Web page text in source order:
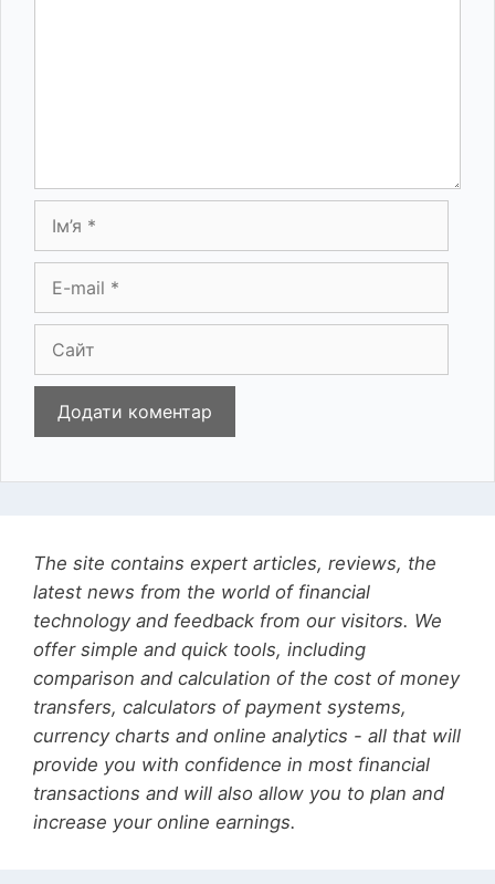
Ім’я
E-
mail
Сайт
The site contains expert articles, reviews, the
latest news from the world of financial
technology and feedback from our visitors. We
offer simple and quick tools, including
comparison and calculation of the cost of money
transfers, calculators of payment systems,
currency charts and online analytics - all that will
provide you with confidence in most financial
transactions and will also allow you to plan and
increase your online earnings.